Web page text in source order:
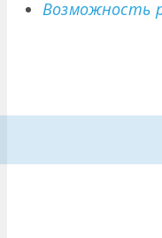
Возможность